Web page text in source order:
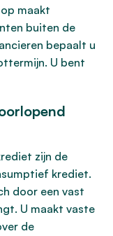
maakt
buiten de
bepaalt u
U bent
zijn de
krediet.
door een vast
U maakt vaste
de